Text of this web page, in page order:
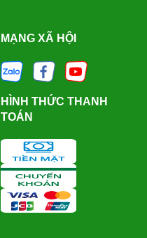
MẠNG XÃ HỘI
HÌNH THỨC THANH
TOÁN